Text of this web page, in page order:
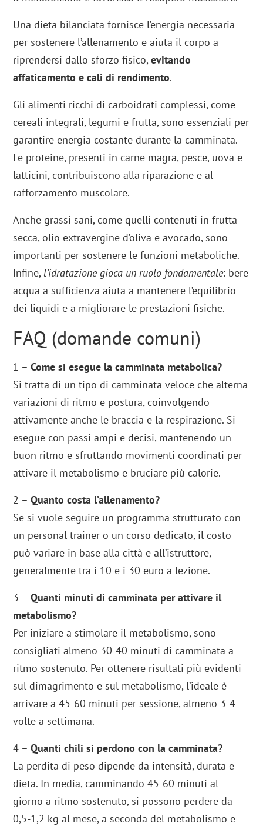
Una dieta bilanciata fornisce l’energia necessaria
per sostenere l’allenamento e aiuta il corpo a
riprendersi dallo sforzo fisico,evitando
affaticamento e cali di rendimento.
Gli alimenti ricchi di carboidrati complessi, come
cereali integrali, legumi e frutta, sono essenziali per
garantire energia costante durante la camminata.
Le proteine, presenti in carne magra, pesce, uova e
latticini, contribuiscono alla riparazione e al
rafforzamento muscolare.
Anche grassi sani, come quelli contenuti in frutta
secca, olio extravergine d’oliva e avocado, sono
importanti per sostenere le funzioni metaboliche.
Infine, l’idratazione gioca un ruolo fondamentale: bere
acqua a sufficienza aiuta a mantenere l’equilibrio
dei liquidi e a migliorare le prestazioni fisiche.
FAQ (domande comuni)
1 –Come si esegue la camminata metabolica?
Si tratta di un tipo di camminata veloce che alterna
variazioni di ritmo e postura, coinvolgendo
attivamente anche le braccia e la respirazione. Si
esegue con passi ampi e decisi, mantenendo un
buon ritmo e sfruttando movimenti coordinati per
attivare il metabolismo e bruciare più calorie.
2 –Quanto costa l’allenamento?
Se si vuole seguire un programma strutturato con
un personal trainer o un corso dedicato, il costo
può variare in base alla città e all’istruttore,
generalmente tra i 10 e i 30 euro a lezione.
3 –Quanti minuti di camminata per attivare il
metabolismo?
Per iniziare a stimolare il metabolismo, sono
consigliati almeno 30-40 minuti di camminata a
ritmo sostenuto. Per ottenere risultati più evidenti
sul dimagrimento e sul metabolismo, l’ideale è
arrivare a 45-60 minuti per sessione, almeno 3-4
volte a settimana.
4 –Quanti chili si perdono con la camminata?
La perdita di peso dipende da intensità, durata e
dieta. In media, camminando 45-60 minuti al
giorno a ritmo sostenuto, si possono perdere da
0,5-1,2 kg al mese, a seconda del metabolismo e